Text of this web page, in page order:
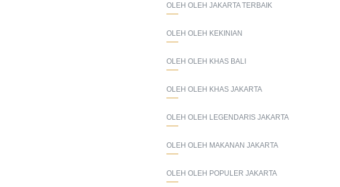
OLEH OLEH JAKARTA TERBAIK
OLEH OLEH KEKINIAN
OLEH OLEH KHAS BALI
OLEH OLEH KHAS JAKARTA
OLEH OLEH LEGENDARIS JAKARTA
OLEH OLEH MAKANAN JAKARTA
OLEH OLEH POPULER JAKARTA